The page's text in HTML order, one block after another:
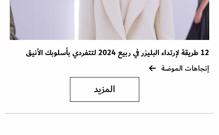
12 طريقة لإرتداء البليزر في ربيع 2024 لتتفردي بأسلوبك الأنيق
إتجاهات الموضة
المزيد